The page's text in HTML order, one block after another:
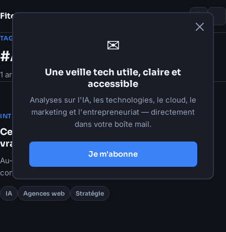
Fito DamourNotes
TAG
#Agences web
1 article
INTELLIGENCE ARTIFICIELLE ·13 mai 2026·3 min de lecture
Ce que les tendances IA de 2026 signifient
vraiment pour votre agence
Au-delà du battage médiatique, voici les changements
concrets que l'IA apporte aux agences web en 2026 — et
comment en tirer parti avant vos concurrents.
IA Agences web Stratégie
✉
Une veille tech utile, claire et
accessible
Analyses sur l'IA, les technologies, le cloud, le
marketing et l'entrepreneuriat — directement
dans votre boîte mail.
Je m'abonne